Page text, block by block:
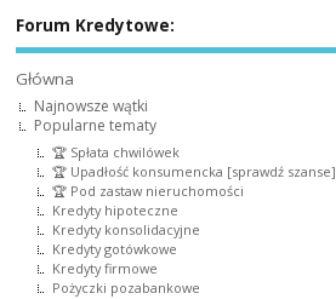
Forum Kredytowe:
Główna
Najnowsze wątki
Popularne tematy
🏆 Spłata chwilówek
🏆 Upadłość konsumencka [sprawdź szanse]
🏆 Pod zastaw nieruchomości
Kredyty hipoteczne
Kredyty konsolidacyjne
Kredyty gotówkowe
Kredyty firmowe
Pożyczki pozabankowe